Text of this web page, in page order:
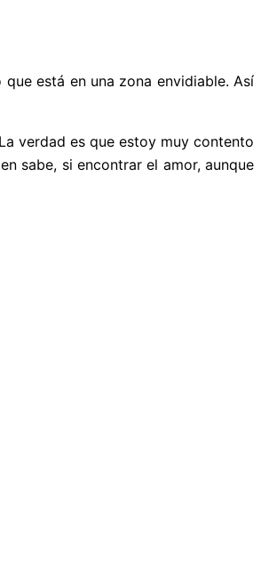
está en una zona envidiable. Así
verdad es que estoy muy contento
sabe, si encontrar el amor, aunque